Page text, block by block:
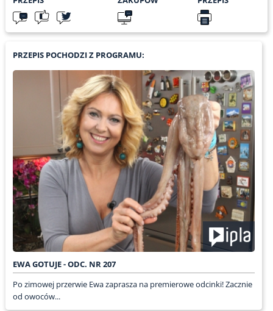
PRZEPIS POCHODZI Z PROGRAMU:
EWA GOTUJE - ODC. NR 207
Po zimowej przerwie Ewa zaprasza na premierowe odcinki! Zacznie
od owoców...